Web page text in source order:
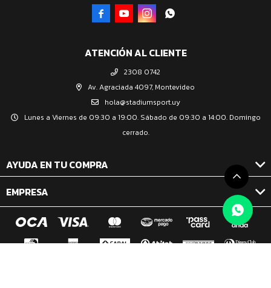
ATENCIÓN AL CLIENTE
2308 0742
Av. Agraciada 4097, Montevideo
hola@stadiumsport.uy
Lunes a Viernes de 09:30 a 19:00. Sábado de 09:30 a 14:00. Domingo
cerrado.
AYUDA EN TU COMPRA
EMPRESA
   